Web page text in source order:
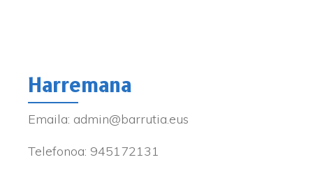
Harremana
Emaila: admin@barrutia.eus
Telefonoa: 945172131